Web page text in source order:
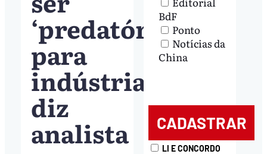
‘predatório’
para
indústria,
diz
analista
BdF
Ponto
Notícias da
China
LI E CONCORDO